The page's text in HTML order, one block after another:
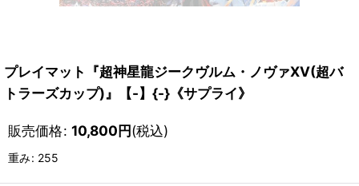
プレイマット『超神星龍ジークヴルム・ノヴァXV(超バ
トラーズカップ)』【-】{-}《サプライ》
販売価格: 10,800円(税込)
重み: 255